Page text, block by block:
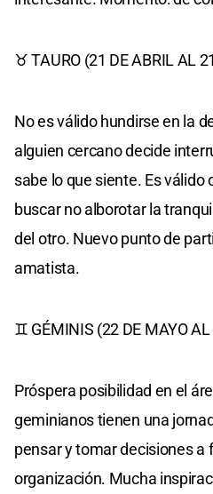
♉ TAURO (21 DE ABRIL AL
No es válido hundirse en la
alguien cercano decide
sabe lo que siente. Es válido
buscar no alborotar la
del otro. Nuevo punto de
amatista.
♊ GÉMINIS (22 DE MAYO
Próspera posibilidad en el
geminianos tienen una
pensar y tomar decisiones a
organización. Mucha